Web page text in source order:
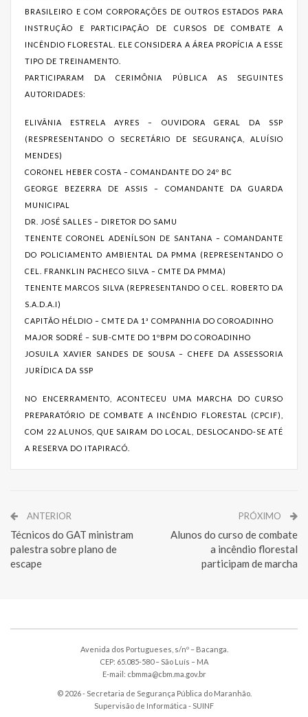
BRASILEIRO E COM CORPORAÇÕES DE OUTROS ESTADOS PARA
INSTRUÇÃO E PARTICIPAÇÃO DE CURSOS DE COMBATE A
INCÊNDIO FLORESTAL. ELE CONSIDERA A ÁREA PROPÍCIA A ESSE
TIPO DE TREINAMENTO.
PARTICIPARAM DA CERIMÔNIA PÚBLICA AS SEGUINTES
AUTORIDADES:
ELIVÂNIA ESTRELA AYRES – OUVIDORA GERAL DA SSP
(RESPRESENTANDO O SECRETÁRIO DE SEGURANÇA, ALUÍSIO
MENDES)
CORONEL HEBER COSTA – COMANDANTE DO 24º BC
GEORGE BEZERRA DE ASSIS – COMANDANTE DA GUARDA
MUNICIPAL
DR. JOSÉ SALLES – DIRETOR DO SAMU
TENENTE CORONEL ADENÍLSON DE SANTANA – COMANDANTE
DO POLICIAMENTO AMBIENTAL DA PMMA (REPRESENTANDO O
CEL. FRANKLIN PACHECO SILVA – CMTE DA PMMA)
TENENTE MARCOS SILVA (REPRESENTANDO O CEL. ROBERTO DA
S.A.D.A.I)
CAPITÃO HÉLDIO – CMTE DA 1ª COMPANHIA DO COROADINHO
MAJOR SODRÉ – SUB-CMTE DO 1ºBPM DO COROADINHO
JOSUILA XAVIER SANDES DE SOUSA – CHEFE DA ASSESSORIA
JURÍDICA DA SSP
NO ENCERRAMENTO, ACONTECEU UMA MARCHA DO CURSO
PREPARATÓRIO DE COMBATE A INCÊNDIO FLORESTAL (CPCIF),
COM 22 ALUNOS, QUE SAIRAM DO LOCAL, DESLOCANDO-SE ATÉ
A RESERVA DO ITAPIRACÓ.
ANTERIOR
Técnicos do GAT ministram
palestra sobre plano de
escape
PRÓXIMO
Alunos do curso de combate
a incêndio florestal
participam de marcha
Avenida dos Portugueses, s/nº – Bacanga.
CEP: 65.085-580 – São Luís – MA
E-mail: cbmma@cbm.ma.gov.br
© 2026 - Secretaria de Segurança Pública do Maranhão.
Supervisão de Informática - SUINF